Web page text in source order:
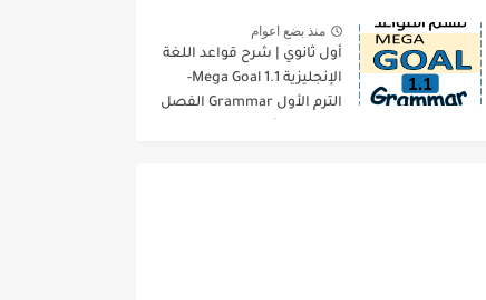
منذ بضع اعوام
أول ثانوي | شرح قواعد اللغة
الإنجليزية 1.1 Mega Goal-
الترم الأول Grammar الفصل